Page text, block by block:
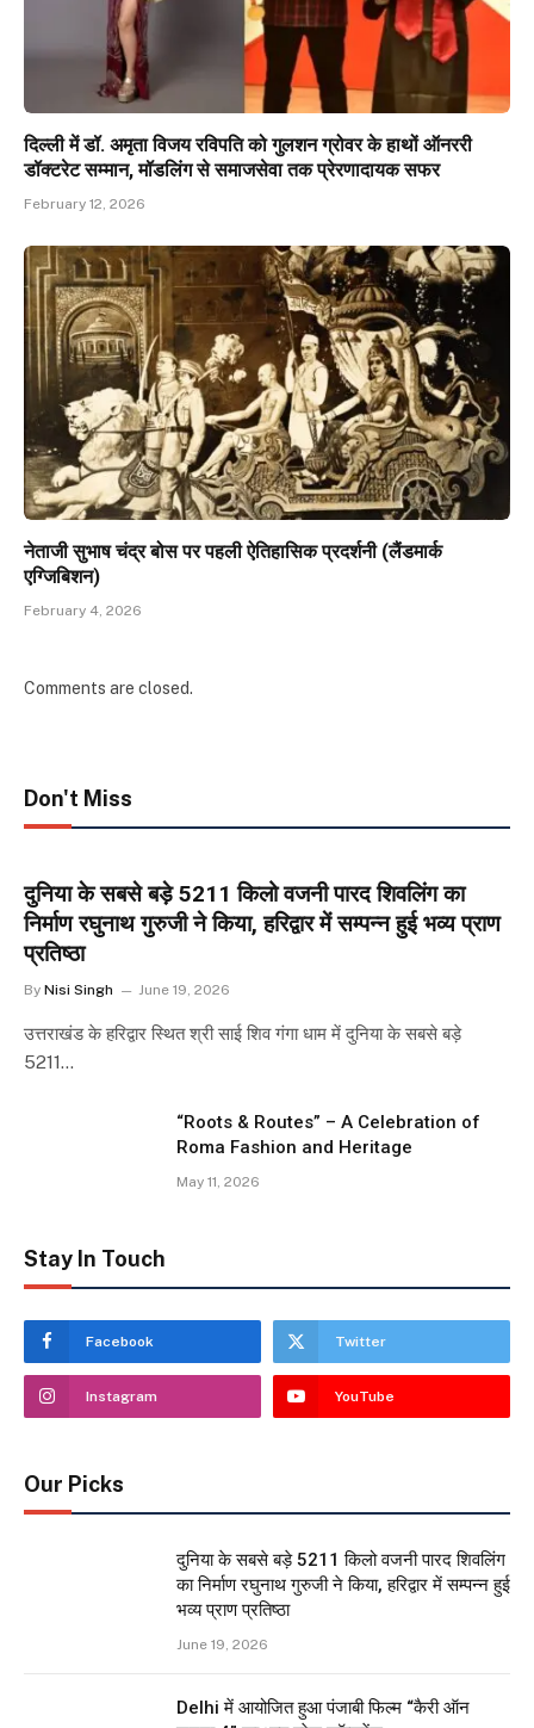
दिल्ली में डॉ. अमृता विजय रविपति को गुलशन ग्रोवर के हाथों ऑनररी
डॉक्टरेट सम्मान, मॉडलिंग से समाजसेवा तक प्रेरणादायक सफर
February 12, 2026
नेताजी सुभाष चंद्र बोस पर पहली ऐतिहासिक प्रदर्शनी (लैंडमार्क
एग्जिबिशन)
February 4, 2026
Comments are closed.
Don't Miss
दुनिया के सबसे बड़े 5211 किलो वजनी पारद शिवलिंग का
निर्माण रघुनाथ गुरुजी ने किया, हरिद्वार में सम्पन्न हुई भव्य प्राण
प्रतिष्ठा
By Nisi Singh June 19, 2026
उत्तराखंड के हरिद्वार स्थित श्री साई शिव गंगा धाम में दुनिया के सबसे बड़े
5211…
“Roots & Routes” – A Celebration of
Roma Fashion and Heritage
May 11, 2026
Stay In Touch
Facebook Twitter
Instagram YouTube
Our Picks
दुनिया के सबसे बड़े 5211 किलो वजनी पारद शिवलिंग
का निर्माण रघुनाथ गुरुजी ने किया, हरिद्वार में सम्पन्न हुई
भव्य प्राण प्रतिष्ठा
June 19, 2026
Delhi में आयोजित हुआ पंजाबी फिल्म “कैरी ऑन